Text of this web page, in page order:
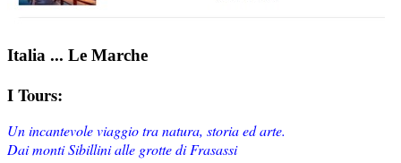
Italia ... Le Marche
I Tours:
Un incantevole viaggio tra natura, storia ed arte.
Dai monti Sibillini alle grotte di Frasassi